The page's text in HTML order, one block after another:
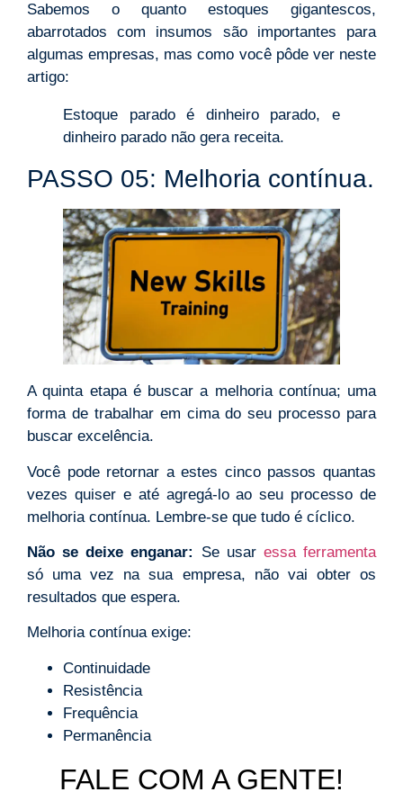
Sabemos o quanto estoques gigantescos,
abarrotados com insumos são importantes para
algumas empresas, mas como você pôde ver neste
artigo:
Estoque parado é dinheiro parado, e
dinheiro parado não gera receita.
PASSO 05: Melhoria contínua.
A quinta etapa é buscar a melhoria contínua; uma
forma de trabalhar em cima do seu processo para
buscar excelência.
Você pode retornar a estes cinco passos quantas
vezes quiser e até agregá-lo ao seu processo de
melhoria contínua. Lembre-se que tudo é cíclico.
Não se deixe enganar: Se usar essa ferramenta
só uma vez na sua empresa, não vai obter os
resultados que espera.
Melhoria contínua exige:
Continuidade
Resistência
Frequência
Permanência
FALE COM A GENTE!